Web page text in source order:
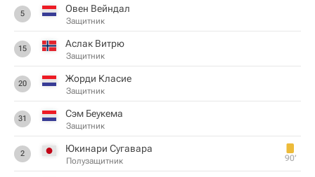
5 Овен Вейндал
Защитник
15 Аслак Витрю
Защитник
20 Жорди Класие
Защитник
31 Сэм Беукема
Защитник
2 Юкинари Сугавара
Полузащитник 90‎’‎